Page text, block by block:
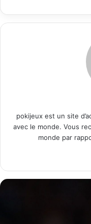
pokijeux est un site
avec le monde. Vous
monde par